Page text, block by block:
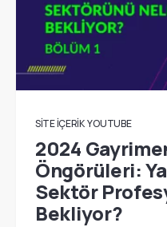
SITE İÇERIK YOUTUBE
2024
Öngörüleri:
Sektör
Bekliyor?